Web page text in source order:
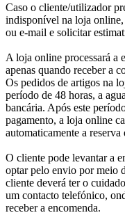
Caso o cliente/utilizador
indisponível na loja
ou e-mail e solicitar
A loja online processará a
apenas quando receber a
Os pedidos de artigos na
período de 48 horas, a
bancária. Após este
pagamento, a loja online
automaticamente a reserva
O cliente pode levantar a
optar pelo envio por meio
cliente deverá ter o
um contacto telefónico,
receber a encomenda.